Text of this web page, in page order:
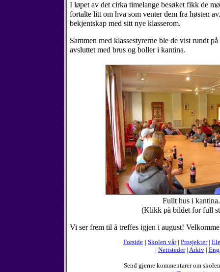
I løpet av det cirka timelange besøket fikk de
fortalte litt om hva som venter dem fra høsten
bekjentskap med sitt nye klasserom.
Sammen med klassestyrerne ble de vist rundt
avsluttet med brus og boller i kantina.
Fullt hus i
(Klikk på bildet for full
Vi ser frem til å treffes igjen i august!
Forside | Skolen vår| Prosjekter|
| Nettsteder| Arkiv|
Send gjerne kommentarer om